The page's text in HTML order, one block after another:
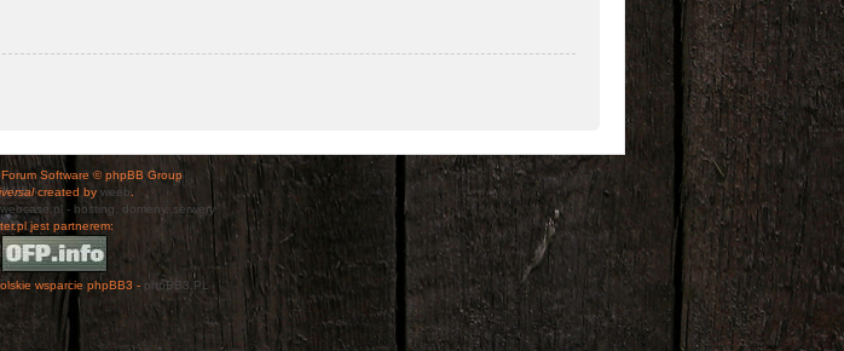
Software © phpBB Group
created by weeb.
webcase.pl - hosting, domeny, serwery
jest partnerem:
wsparcie phpBB3 - phpBB3.PL